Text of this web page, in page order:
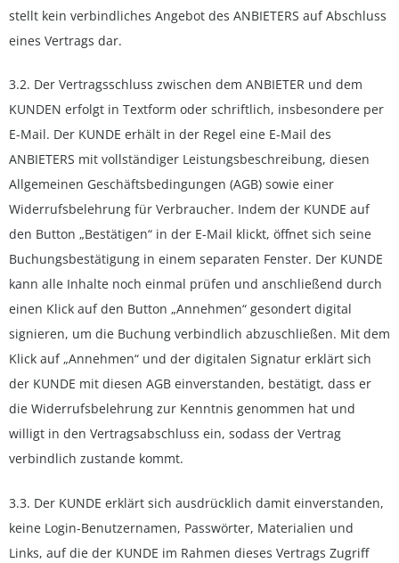
stellt kein verbindliches Angebot des ANBIETERS auf Abschluss
eines Vertrags dar.
3.2. Der Vertragsschluss zwischen dem ANBIETER und dem
KUNDEN erfolgt in Textform oder schriftlich, insbesondere per
E-Mail. Der KUNDE erhält in der Regel eine E-Mail des
ANBIETERS mit vollständiger Leistungsbeschreibung, diesen
Allgemeinen Geschäftsbedingungen (AGB) sowie einer
Widerrufsbelehrung für Verbraucher. Indem der KUNDE auf
den Button „Bestätigen“ in der E-Mail klickt, öffnet sich seine
Buchungsbestätigung in einem separaten Fenster. Der KUNDE
kann alle Inhalte noch einmal prüfen und anschließend durch
einen Klick auf den Button „Annehmen“ gesondert digital
signieren, um die Buchung verbindlich abzuschließen. Mit dem
Klick auf „Annehmen“ und der digitalen Signatur erklärt sich
der KUNDE mit diesen AGB einverstanden, bestätigt, dass er
die Widerrufsbelehrung zur Kenntnis genommen hat und
willigt in den Vertragsabschluss ein, sodass der Vertrag
verbindlich zustande kommt.
3.3. Der KUNDE erklärt sich ausdrücklich damit einverstanden,
keine Login-Benutzernamen, Passwörter, Materialien und
Links, auf die der KUNDE im Rahmen dieses Vertrags Zugriff